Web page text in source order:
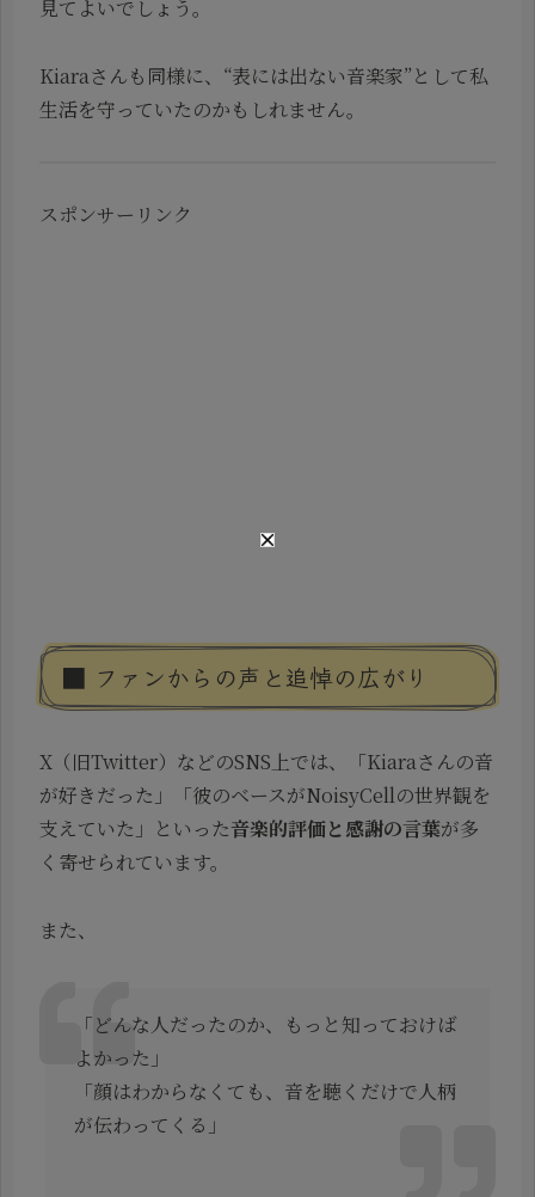
見てよいでしょう。
Kiaraさんも同様に、“表には出ない音楽家”として私
生活を守っていたのかもしれません。
スポンサーリンク
■ ファンからの声と追悼の広がり
X（旧Twitter）などのSNS上では、「Kiaraさんの音
が好きだった」「彼のベースがNoisyCellの世界観を
支えていた」といった音楽的評価と感謝の言葉が多
く寄せられています。
また、
「どんな人だったのか、もっと知っておけば
よかった」
「顔はわからなくても、音を聴くだけで人柄
が伝わってくる」